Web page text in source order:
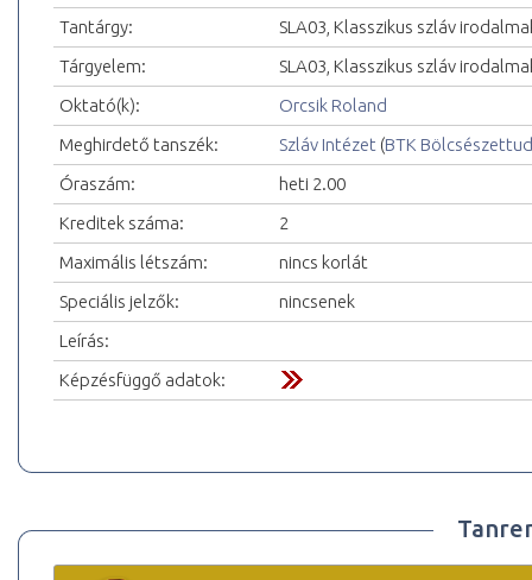
Tantárgy:
SLA03, Klasszikus szláv
Tárgyelem:
SLA03, Klasszikus szláv
Oktató(k):
Orcsik Roland
Meghirdető tanszék:
Szláv Intézet (BTK
Óraszám:
heti 2.00
Kreditek száma:
2
Maximális létszám:
nincs korlát
Speciális jelzők:
nincsenek
Leírás:
Képzésfüggő adatok: